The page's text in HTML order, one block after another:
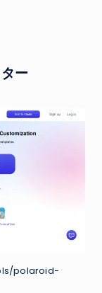
ー
polaroid-